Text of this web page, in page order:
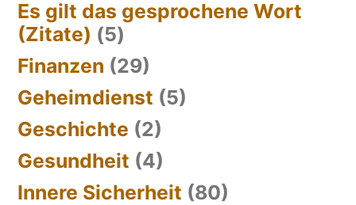
Es gilt das gesprochene Wort
(Zitate) (5)
Finanzen (29)
Geheimdienst (5)
Geschichte (2)
Gesundheit (4)
Innere Sicherheit (80)